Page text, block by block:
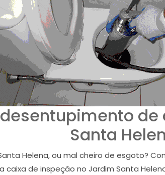
Santa
Helena, ou mal cheiro de esgoto?
caixa de inspeção no Jardim Santa